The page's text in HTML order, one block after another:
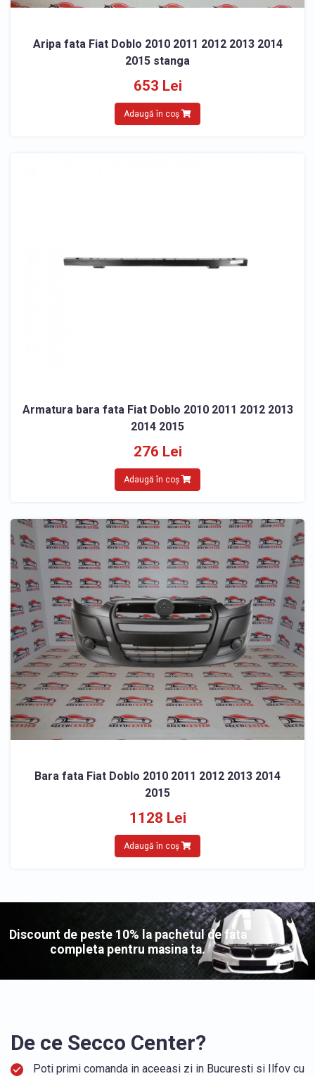
Aripa fata Fiat Doblo 2010 2011 2012 2013 2014
2015 stanga
653 Lei
Adaugă în coș
Armatura bara fata Fiat Doblo 2010 2011 2012 2013
2014 2015
276 Lei
Adaugă în coș
Bara fata Fiat Doblo 2010 2011 2012 2013 2014
2015
1128 Lei
Adaugă în coș
Discount de peste 10% la pachetul de fata
completa pentru masina ta.
De ce Secco Center?
Poti primi comanda in aceeasi zi in Bucuresti si Ilfov cu